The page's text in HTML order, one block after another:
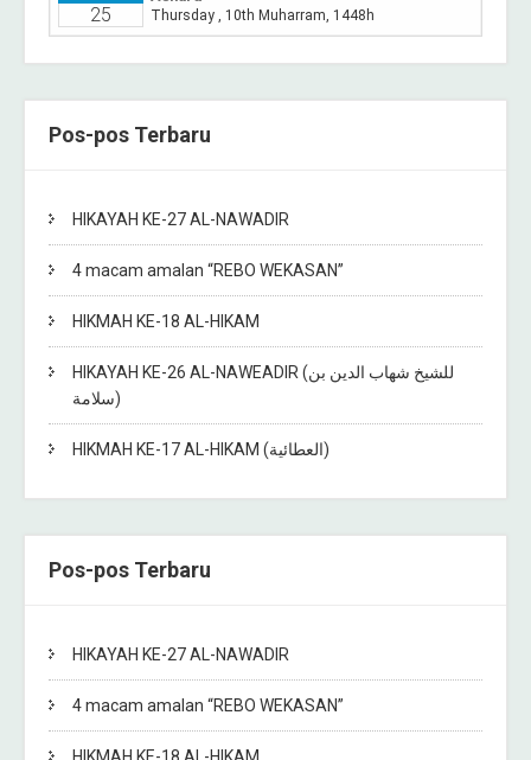
Pos-pos Terbaru
HIKAYAH KE-27 AL-NAWADIR
4 macam amalan “REBO WEKASAN”
HIKMAH KE-18 AL-HIKAM
HIKAYAH KE-26 AL-NAWEADIR (للشيخ شهاب الدين بن
سلامة)
HIKMAH KE-17 AL-HIKAM (العطائية)
Pos-pos Terbaru
HIKAYAH KE-27 AL-NAWADIR
4 macam amalan “REBO WEKASAN”